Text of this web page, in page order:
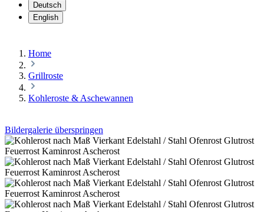
Deutsch
English
Home
Grillroste
Kohleroste & Aschewannen
Bildergalerie überspringen